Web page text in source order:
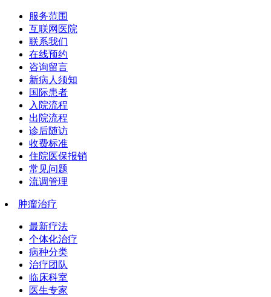
服务范围
互联网医院
联系我们
在线预约
咨询留言
新病人须知
国际患者
入院流程
出院流程
诊后随访
收费标准
住院医保报销
常见问题
流调管理
肿瘤治疗
最新疗法
个体化治疗
病种分类
治疗团队
临床科室
医生专家